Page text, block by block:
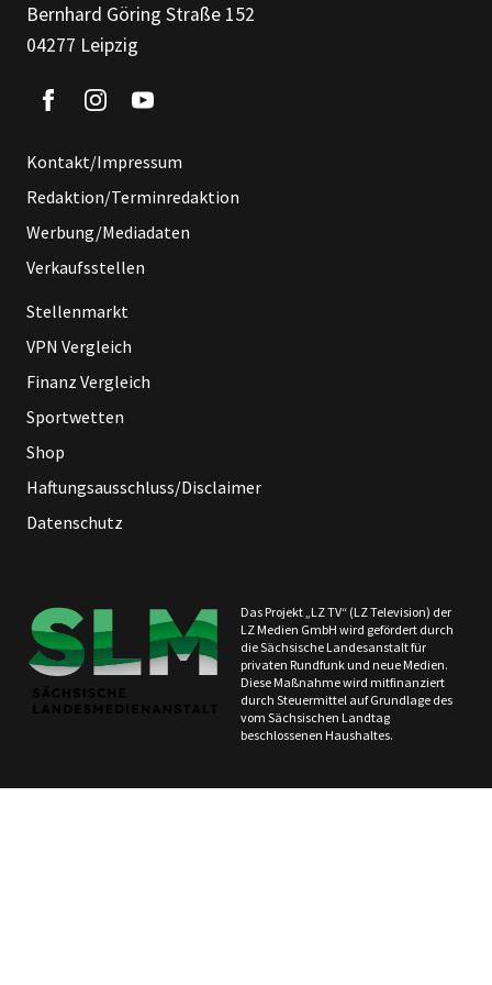
Bernhard Göring Straße 152
04277 Leipzig
Kontakt/Impressum
Redaktion/Terminredaktion
Werbung/Mediadaten
Verkaufsstellen
Stellenmarkt
VPN Vergleich
Finanz Vergleich
Sportwetten
Shop
Haftungsausschluss/Disclaimer
Datenschutz
Das Projekt „LZ TV“ (LZ Television) der
LZ Medien GmbH wird gefördert durch
die Sächsische Landesanstalt für
privaten Rundfunk und neue Medien.
Diese Maßnahme wird mitfinanziert
durch Steuermittel auf Grundlage des
vom Sächsischen Landtag
beschlossenen Haushaltes.